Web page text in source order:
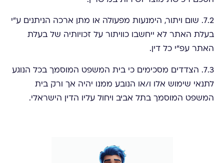
7.2. שום ויתור, הימנעות מפעולה או מתן ארכה הניתנים ע"י
בעלת האתר לא ייחשבו כוויתור על זכויותיה של בעלת
האתר עפ"י כל דין.
7.3. הצדדים מסכימים כי בית המשפט המוסמך בכל הנוגע
לתנאי שימוש אלו ו/או הנובע ממנו יהיה אך ורק בית
המשפט המוסמך בתל אביב ויחול עליו הדין הישראלי.